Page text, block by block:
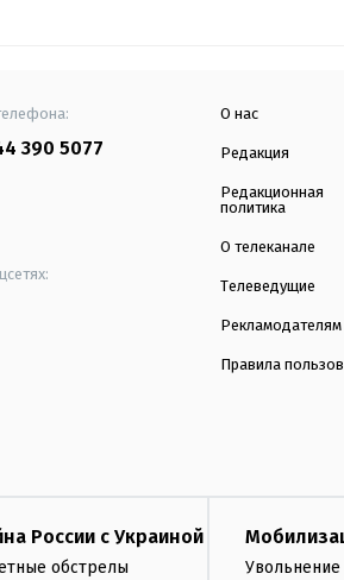
390 5077
О нас
Редакция
Редакционная
политика
О телеканале
Телеведущие
Рекламодателям
Правила
России с Украиной
обстрелы